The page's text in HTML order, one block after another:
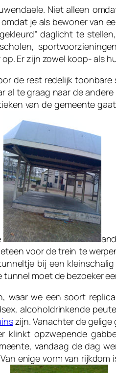
Niet alleen
je als bewoner van
daglicht te
Er zijn zowel koop- als
de rest redelijk
al te graag naar de
van de gemeente
voor de trein te
bij een
moet de bezoeker
we een soort
alcoholdrinkende
zijn. Vanachter de gelige
opzwepende
vandaag de dag
enige vorm van